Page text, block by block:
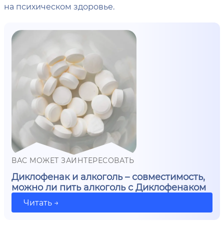
на психическом здоровье.
ВАС МОЖЕТ ЗАИНТЕРЕСОВАТЬ
Диклофенак и алкоголь – совместимость,
можно ли пить алкоголь с Диклофенаком
Читать →